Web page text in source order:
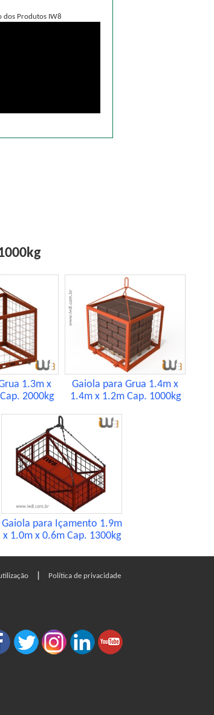
dos Produtos IW8
1.3m x
2000kg
Gaiola para Grua 1.4m x
1.4m x 1.2m Cap. 1000kg
Gaiola para Içamento 1.9m
x 1.0m x 0.6m Cap. 1300kg
Política de privacidade